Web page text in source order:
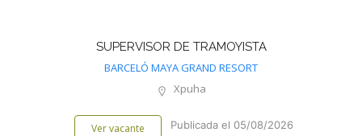
SUPERVISOR DE TRAMOYISTA
BARCELÓ MAYA GRAND RESORT
Xpuha
Ver vacante Publicada el 05/08/2026